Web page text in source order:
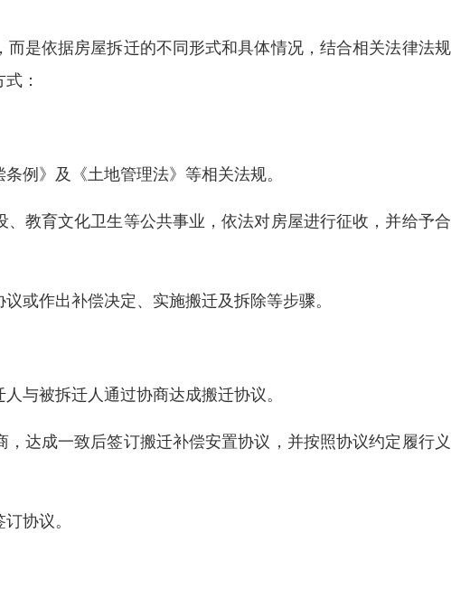
是依据房屋拆迁的不同形式和具体情况，结合相关法律法
：
例》及《土地管理法》等相关法规。
教育文化卫生等公共事业，依法对房屋进行征收，并给予
或作出补偿决定、实施搬迁及拆除等步骤。
与被拆迁人通过协商达成搬迁协议。
达成一致后签订搬迁补偿安置协议，并按照协议约定履行
协议。